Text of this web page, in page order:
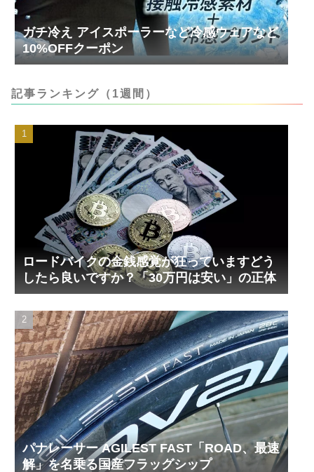
ガチ冷え アイスポーラーなど冷感ウェアなど
10%OFFクーポン
記事ランキング（1週間）
ロードバイクの金銭感覚が狂っていますどう
したら良いですか？「30万円は安い」の正体
パナレーサー AGILEST FAST「ROAD、最速
解」を名乗る国産フラッグシップ